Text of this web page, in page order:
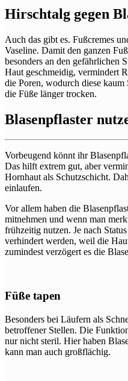
Hirschtalg gegen
Auch das gibt es. Fußcremes
Vaseline. Damit den ganzen
besonders an den gefährlichen
Haut geschmeidig, vermindert
die Poren, wodurch diese
die Füße länger trocken.
Blasenpflaster
Vorbeugend könnt ihr
Das hilft extrem gut, aber
Hornhaut als Schutzschicht.
einlaufen.
Vor allem haben die
mitnehmen und wenn man
frühzeitig nutzen. Je nach
verhindert werden, weil die
zumindest verzögert es die
Füße tapen
Besonders bei Läufern als
betroffener Stellen. Die
nur nicht steril. Hier haben
kann man auch großflächig.